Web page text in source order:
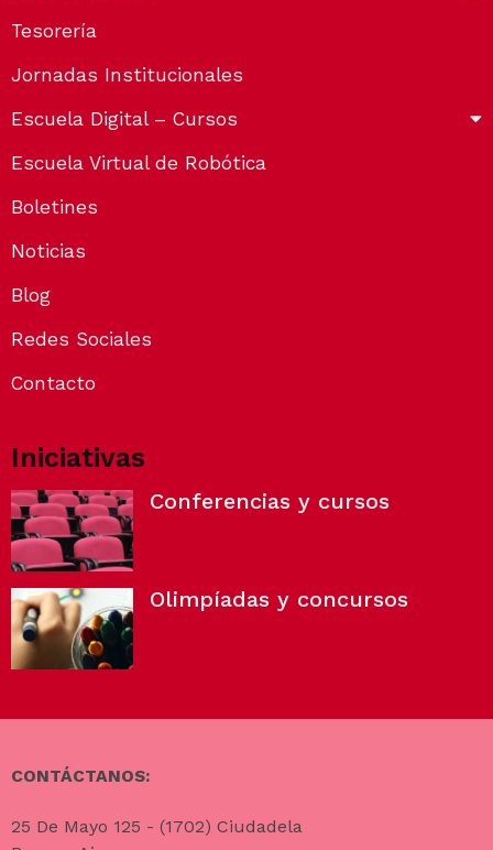
Tesorería
Jornadas Institucionales
Escuela Digital – Cursos
Escuela Virtual de Robótica
Boletines
Noticias
Blog
Redes Sociales
Contacto
Iniciativas
Conferencias y cursos
Olimpíadas y concursos
CONTÁCTANOS:
25 De Mayo 125 - (1702) Ciudadela